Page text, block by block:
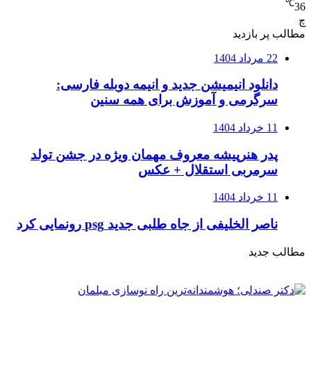
36
℃
چ
مطالب پر بازدید
22 مرداد 1404
دانلود انیمیشن جدید و انیمه دوبله فارسی:
سرگرمی و آموزش برای همه سنین
11 خرداد 1404
پدر هنرپیشه معروف مهمان ویژه در جشن تولد
سرمربی استقلال + عکس
11 خرداد 1404
ناصر الخلیفی از جاه طلبی جدید psg رونمایی کرد
مطالب جدید